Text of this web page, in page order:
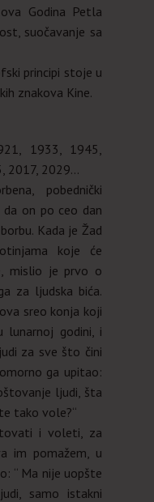
Godina Petla
suočavanje sa
principi stoje u
znakova Kine.
1933, 1945,
2017, 2029…
pobednički
da on po ceo dan
Kada je Žad
koje će
mislio je prvo o
za ljudska bića.
sreo konja koji
godini, i
za sve što čini
ga upitao:
ljudi, šta
tako vole?“
i voleti, za
im pomažem, u
“ Ma nije uopšte
samo istakni